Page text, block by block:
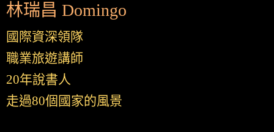
林瑞昌 Domingo
國際資深領隊
職業旅遊講師
20年說書人
走過80個國家的風景